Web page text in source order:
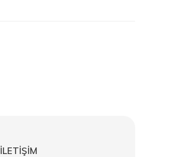
İLETİŞİM